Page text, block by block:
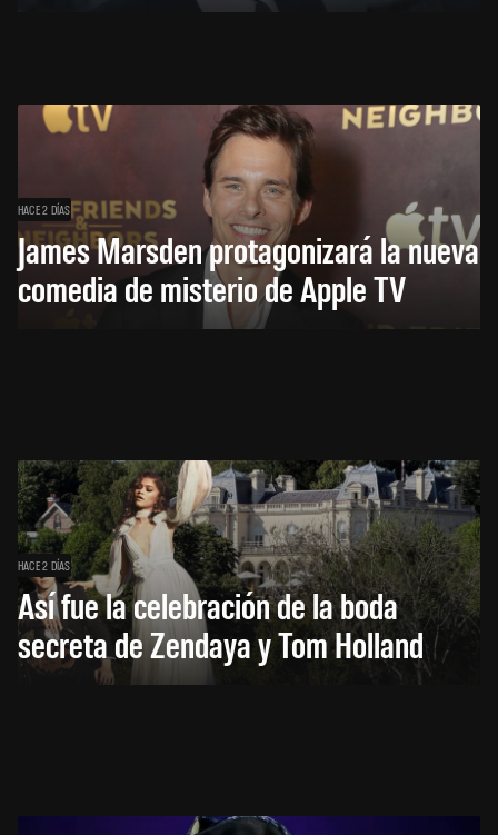
HACE 2 DÍAS
James Marsden protagonizará la nueva
comedia de misterio de Apple TV
HACE 2 DÍAS
Así fue la celebración de la boda
secreta de Zendaya y Tom Holland